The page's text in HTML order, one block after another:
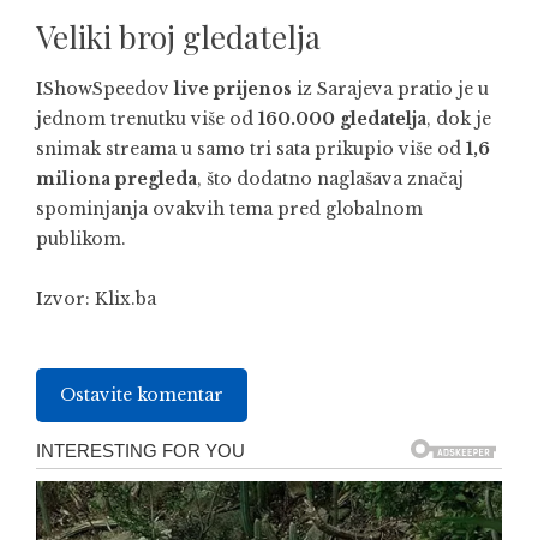
Veliki broj gledatelja
IShowSpeedovlive prijenos iz Sarajeva pratio je u
jednom trenutku više od 160.000 gledatelja, dok je
snimak streama u samo tri sata prikupio više od 1,6
miliona pregleda, što dodatno naglašava značaj
spominjanja ovakvih tema pred globalnom
publikom.
Izvor: Klix.ba
Ostavite komentar